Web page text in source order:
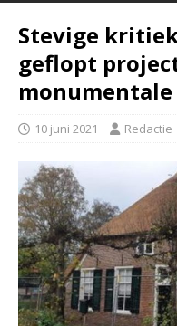
Stevige
geflopt
10 juni 2021 Redactie